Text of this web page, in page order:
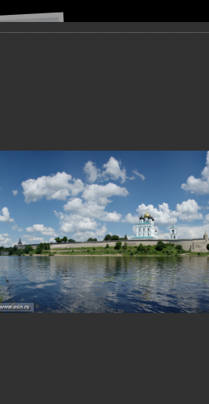
Навигация по сайту